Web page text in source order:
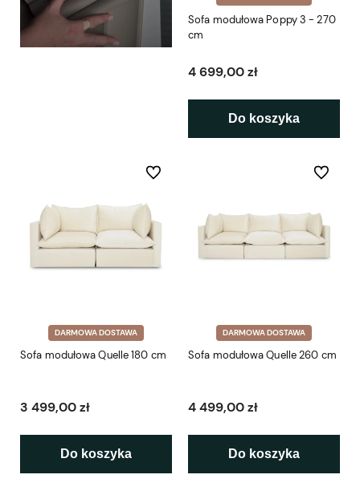
Sofa modułowa Poppy 3 - 270
cm
4 699,00 zł
Do koszyka
DARMOWA DOSTAWA
Sofa modułowa Quelle 180 cm
3 499,00 zł
Do koszyka
Do ulubionych
DARMOWA DOSTAWA
Sofa modułowa Quelle 260 cm
4 499,00 zł
Do koszyka
Do